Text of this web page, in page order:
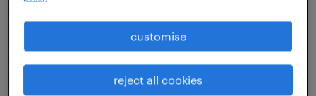
Firma produkcyjna w Łodzi zatrudni
Operatora CNC z doświadczeniem w
obsłudze tokarek lub frezarek. Wymagamy
reject all cookies
customise